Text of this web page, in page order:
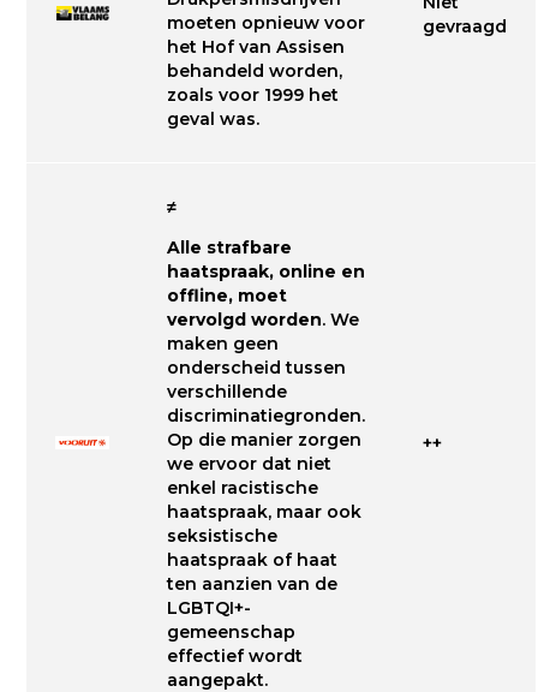
moeten opnieuw voor
het Hof van Assisen
behandeld worden,
zoals voor 1999 het
geval was.
gevraagd
≠
Alle strafbare
haatspraak, online en
offline, moet
vervolgd worden. We
maken geen
onderscheid tussen
verschillende
discriminatiegronden.
Op die manier zorgen
we ervoor dat niet
enkel racistische
haatspraak, maar ook
seksistische
haatspraak of haat
ten aanzien van de
LGBTQI+-
gemeenschap
effectief wordt
aangepakt.
++